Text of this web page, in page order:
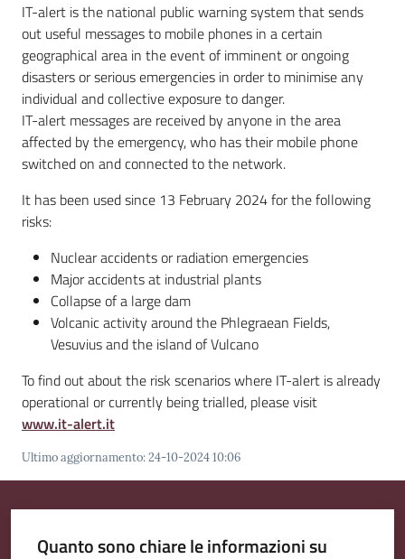
IT-alert is the national public warning system that sends
out useful messages to mobile phones in a certain
geographical area in the event of imminent or ongoing
disasters or serious emergencies in order to minimise any
individual and collective exposure to danger.
IT-alert messages are received by anyone in the area
affected by the emergency, who has their mobile phone
switched on and connected to the network.
It has been used since 13 February 2024 for the following
risks:
Nuclear accidents or radiation emergencies
Major accidents at industrial plants
Collapse of a large dam
Volcanic activity around the Phlegraean Fields,
Vesuvius and the island of Vulcano
To find out about the risk scenarios where IT-alert is already
operational or currently being trialled, please visit
www.it-alert.it
Ultimo aggiornamento:24-10-2024 10:06
Quanto sono chiare le informazioni su